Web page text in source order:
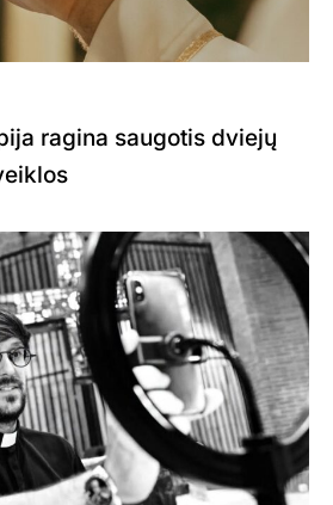
ragina saugotis dviejų